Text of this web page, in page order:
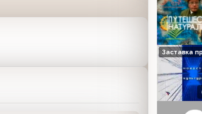
Заставка